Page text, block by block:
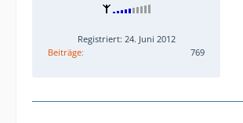
Registriert: 24. Juni 2012
Beiträge
769